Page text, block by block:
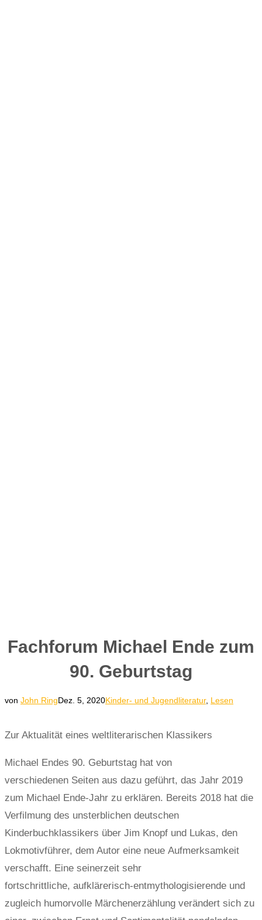
Fachforum Michael Ende zum
90. Geburtstag
von John RingDez. 5, 2020Kinder- und Jugendliteratur, Lesen
Zur Aktualität eines weltliterarischen Klassikers
Michael Endes 90. Geburtstag hat von
verschiedenen Seiten aus dazu geführt, das Jahr 2019
zum Michael Ende-Jahr zu erklären. Bereits 2018 hat die
Verfilmung des unsterblichen deutschen
Kinderbuchklassikers über Jim Knopf und Lukas, den
Lokmotivführer, dem Autor eine neue Aufmerksamkeit
verschafft. Eine seinerzeit sehr
fortschrittliche, aufklärerisch-entmythologisierende und
zugleich humorvolle Märchenerzählung verändert sich zu